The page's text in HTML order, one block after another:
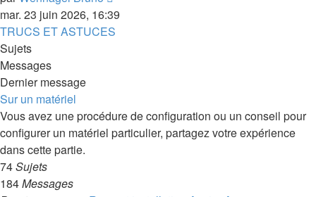
le
dernier
mar. 23 juin 2026, 16:39
TRUCS ET ASTUCES
Sujets
Messages
Dernier message
Sur un matériel
Vous avez une procédure de configuration ou un conseil pour
configurer un matériel particulier, partagez votre expérience
dans cette partie.
74Sujets
184Messages